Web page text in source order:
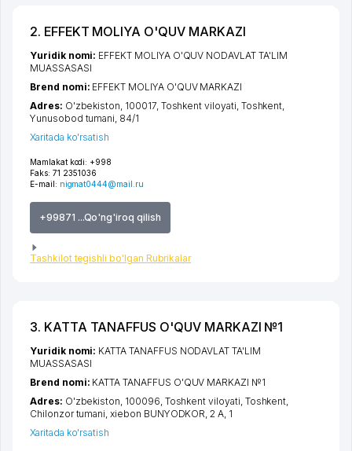
2. EFFEKT MOLIYA O'QUV MARKAZI
Mamlakat kodi: +998
Faks: 71 2351036
E-mail: nigmat0444@mail.ru
+99871 ...Qo'ng'iroq qilish
Tashkilot tegishli bo'lgan Rubrikalar
Yuridik nomi: EFFEKT MOLIYA O'QUV NODAVLAT TA'LIM
MUASSASASI
Brend nomi: EFFEKT MOLIYA O'QUV MARKAZI
Adres: O'zbekiston, 100017, Toshkent viloyati, Toshkent,
Yunusobod tumani, 84/1
Xaritada ko'rsatish
3. KATTA TANAFFUS O'QUV MARKAZI №1
Yuridik nomi: KATTA TANAFFUS NODAVLAT TA'LIM
MUASSASASI
Brend nomi: KATTA TANAFFUS O'QUV MARKAZI №1
Adres: O'zbekiston, 100096, Toshkent viloyati, Toshkent,
Chilonzor tumani,xiеbon BUNYODKOR, 2 A, 1
Xaritada ko'rsatish